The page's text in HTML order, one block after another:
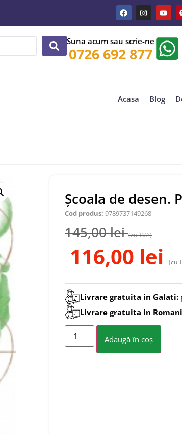
Suna acum sau scrie-ne
0726 692 877
Acasa Blog
Școala de desen.
Cod produs: 9789737149268
145,00lei (cu TVA)
116,00 lei (cu
Livrare gratuita in Galati:
Livrare gratuita in
Adaugă în coș